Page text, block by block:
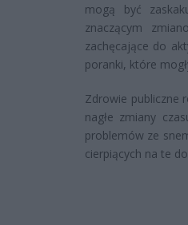
mogą być
znaczącym
zachęcające do
poranki, które
Zdrowie publiczne
nagłe zmiany
problemów ze
cierpiących na te